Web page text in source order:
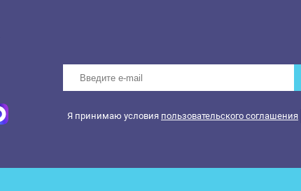
Я принимаю условия пользовательского соглашения